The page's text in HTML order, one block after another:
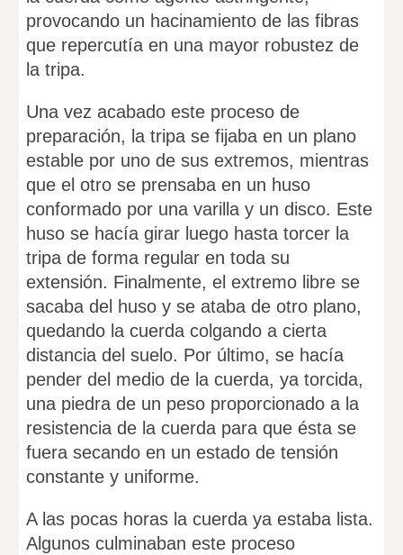
provocando un hacinamiento de las fibras
que repercutía en una mayor robustez de
la tripa.
Una vez acabado este proceso de
preparación, la tripa se fijaba en un plano
estable por uno de sus extremos, mientras
que el otro se prensaba en un huso
conformado por una varilla y un disco. Este
huso se hacía girar luego hasta torcer la
tripa de forma regular en toda su
extensión. Finalmente, el extremo libre se
sacaba del huso y se ataba de otro plano,
quedando la cuerda colgando a cierta
distancia del suelo. Por último, se hacía
pender del medio de la cuerda, ya torcida,
una piedra de un peso proporcionado a la
resistencia de la cuerda para que ésta se
fuera secando en un estado de tensión
constante y uniforme.
A las pocas horas la cuerda ya estaba lista.
Algunos culminaban este proceso